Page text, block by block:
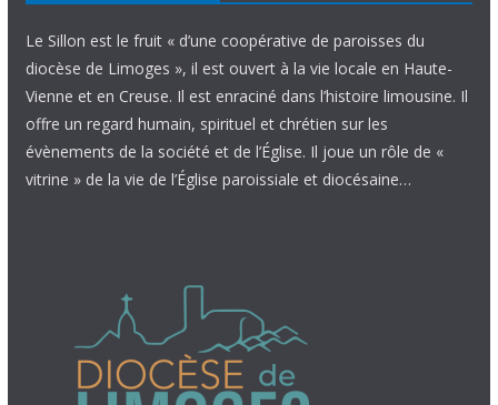
Le Sillon est le fruit « d’une coopérative de paroisses du
diocèse de Limoges », il est ouvert à la vie locale en Haute-
Vienne et en Creuse. Il est enraciné dans l’histoire limousine. Il
offre un regard humain, spirituel et chrétien sur les
évènements de la société et de l’Église. Il joue un rôle de «
vitrine » de la vie de l’Église paroissiale et diocésaine…